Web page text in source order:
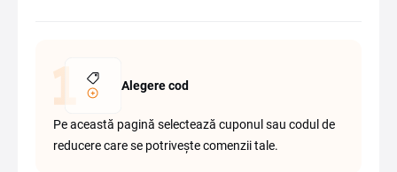
Alegere cod
Pe această pagină selectează cuponul sau codul de
reducere care se potrivește comenzii tale.